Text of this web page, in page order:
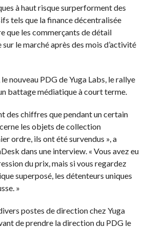
à haut risque surperforment des
tels que la finance décentralisée
que les commerçants de détail
le marché après des mois d’activité
nouveau PDG de Yuga Labs, le rallye
battage médiatique à court terme.
des chiffres que pendant un certain
les objets de collection
ordre, ils ont été survendus », a
dans une interview. « Vous avez eu
du prix, mais si vous regardez
superposé, les détenteurs uniques
»
postes de direction chez Yuga
de prendre la direction du PDG le